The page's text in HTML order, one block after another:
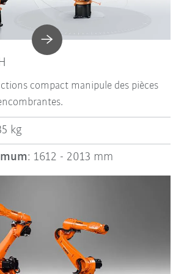
compact manipule des pièces
kg
: 1612 - 2013 mm